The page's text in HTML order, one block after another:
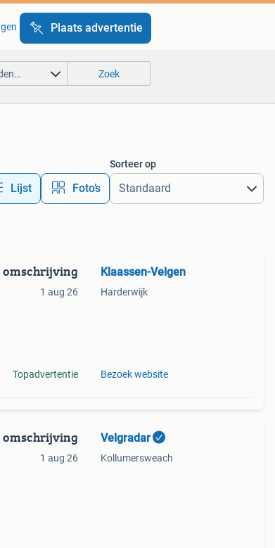
Plaats advertentie
Zoek
Lijst Foto’s
Sorteer op
omschrijving
1 aug 26
Topadvertentie
Klaassen-Velgen
Harderwijk
Bezoek website
omschrijving
1 aug 26
Velgradar
Kollumersweach